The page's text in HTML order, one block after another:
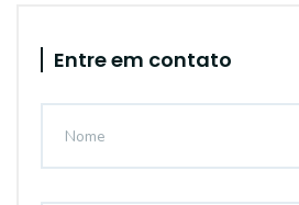
Entre em contato